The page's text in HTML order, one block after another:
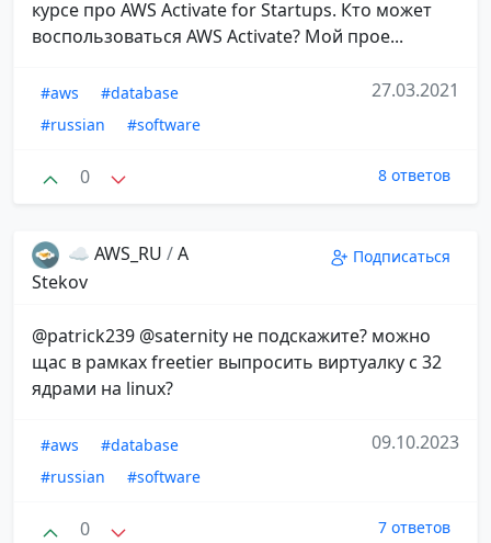
курсе про AWS Activate for Startups. Кто может
воспользоваться AWS Activate? Мой прое...
#aws
#database
#russian
#software
27.03.2021
0 8 ответов
☁️ AWS_RU /A
Stekov
Подписаться
@patrick239 @saternity не подскажите? можно
щас в рамках freetier выпросить виртуалку с 32
ядрами на linux?
#aws
#database
#russian
#software
09.10.2023
0 7 ответов